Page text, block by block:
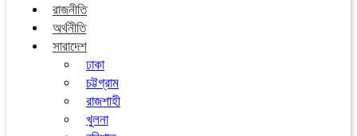
রাজনীতি
অর্থনীতি
সারাদেশ
ঢাকা
চট্টগ্রাম
রাজশাহী
খুলনা